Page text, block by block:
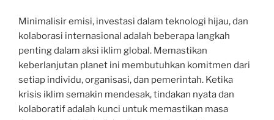
Minimalisir emisi, investasi dalam teknologi hijau, dan
kolaborasi internasional adalah beberapa langkah
penting dalam aksi iklim global. Memastikan
keberlanjutan planet ini membutuhkan komitmen dari
setiap individu, organisasi, dan pemerintah. Ketika
krisis iklim semakin mendesak, tindakan nyata dan
kolaboratif adalah kunci untuk memastikan masa